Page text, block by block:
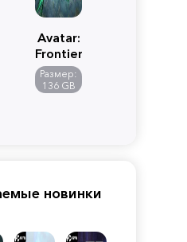
Avatar:
Frontiers
of
Pandora
Размер:
136 GB
новинки